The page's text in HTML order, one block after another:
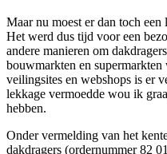
Maar nu moest er dan toch
Het werd dus tijd voor een
andere manieren om
bouwmarkten en
veilingsites en webshops is er
lekkage vermoedde wou ik
hebben.
Onder vermelding van het
dakdragers (ordernummer 82